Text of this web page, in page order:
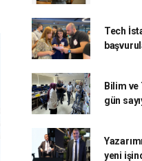
Tech
Bilim
gün
yeni